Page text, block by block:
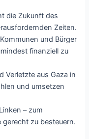
die Zukunft des
Zeiten.
und Bürger
finanziell zu
Verletzte aus Gaza in
und umsetzen
– zum
gerecht zu besteuern.